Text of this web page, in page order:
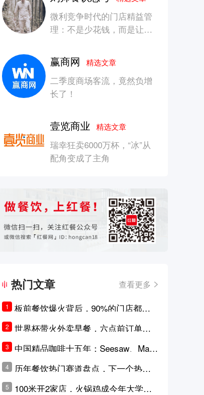
微利竞争时代的门店精益管
理：不是少花钱，而是让每
赢商网精选文章
二季度商场客流，竟然负增
长了！
壹览商业精选文章
瑞幸狂卖6000万杯，“冰”从
配角变成了主角
热门文章 查看更多
1
板前餐饮爆火背后，90%的门店都只
是徒有其表的刻意作秀？
2
世界杯带火外卖早餐，六点前订单大
3
中国精品咖啡十五年：Seesaw、Man
ner、M Stand为何结出了不同的果
实？
4
历年餐饮热门赛道盘点，下一个热门
5
100米开2家店，火锅鸡成今年大学城